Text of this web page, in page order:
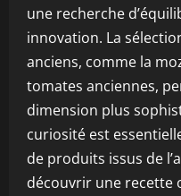
une recherche
innovation. La
anciens, comme la
tomates anciennes,
dimension plus
curiosité est
de produits issus de
découvrir une recette